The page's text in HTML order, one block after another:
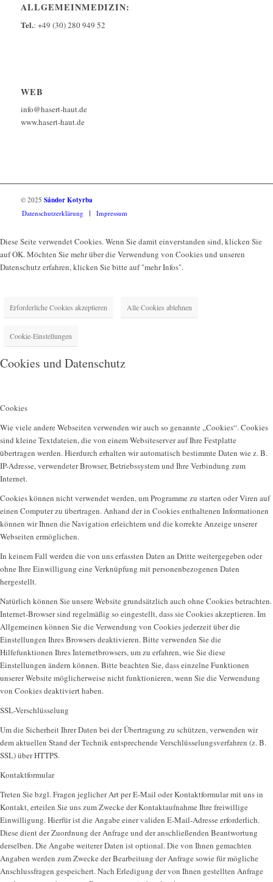
ALLGEMEINMEDIZIN:
Tel.: +49 (30) 280 949 52
WEB
info@hasert-haut.de
www.hasert-haut.de
© 2025 Sándor Kotyrba
Datenschutzerklärung Impressum
Diese Seite verwendet Cookies. Wenn Sie damit einverstanden sind, klicken Sie
auf OK. Möchten Sie mehr über die Verwendung von Cookies und unseren
Datenschutz erfahren, klicken Sie bitte auf "mehr Infos".
Erforderliche Cookies akzeptieren Alle Cookies ablehnen
Cookie-Einstellungen
Cookies und Datenschutz
Cookies
Wie viele andere Webseiten verwenden wir auch so genannte „Cookies“. Cookies
sind kleine Textdateien, die von einem Websiteserver auf Ihre Festplatte
übertragen werden. Hierdurch erhalten wir automatisch bestimmte Daten wie z. B.
IP-Adresse, verwendeter Browser, Betriebssystem und Ihre Verbindung zum
Internet.
Cookies können nicht verwendet werden, um Programme zu starten oder Viren auf
einen Computer zu übertragen. Anhand der in Cookies enthaltenen Informationen
können wir Ihnen die Navigation erleichtern und die korrekte Anzeige unserer
Webseiten ermöglichen.
In keinem Fall werden die von uns erfassten Daten an Dritte weitergegeben oder
ohne Ihre Einwilligung eine Verknüpfung mit personenbezogenen Daten
hergestellt.
Natürlich können Sie unsere Website grundsätzlich auch ohne Cookies betrachten.
Internet-Browser sind regelmäßig so eingestellt, dass sie Cookies akzeptieren. Im
Allgemeinen können Sie die Verwendung von Cookies jederzeit über die
Einstellungen Ihres Browsers deaktivieren. Bitte verwenden Sie die
Hilfefunktionen Ihres Internetbrowsers, um zu erfahren, wie Sie diese
Einstellungen ändern können. Bitte beachten Sie, dass einzelne Funktionen
unserer Website möglicherweise nicht funktionieren, wenn Sie die Verwendung
von Cookies deaktiviert haben.
SSL-Verschlüsselung
Um die Sicherheit Ihrer Daten bei der Übertragung zu schützen, verwenden wir
dem aktuellen Stand der Technik entsprechende Verschlüsselungsverfahren (z. B.
SSL) über HTTPS.
Kontaktformular
Treten Sie bzgl. Fragen jeglicher Art per E-Mail oder Kontaktformular mit uns in
Kontakt, erteilen Sie uns zum Zwecke der Kontaktaufnahme Ihre freiwillige
Einwilligung. Hierfür ist die Angabe einer validen E-Mail-Adresse erforderlich.
Diese dient der Zuordnung der Anfrage und der anschließenden Beantwortung
derselben. Die Angabe weiterer Daten ist optional. Die von Ihnen gemachten
Angaben werden zum Zwecke der Bearbeitung der Anfrage sowie für mögliche
Anschlussfragen gespeichert. Nach Erledigung der von Ihnen gestellten Anfrage